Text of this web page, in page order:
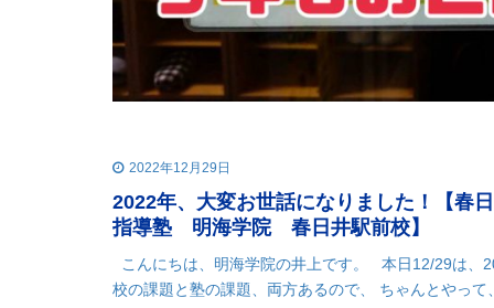
2022年12月29日
2022年、大変お世話になりました！【春
指導塾 明海学院 春日井駅前校】
こんにちは、明海学院の井上です。 本日12/29は、
校の課題と塾の課題、両方あるので、 ちゃんとやっ